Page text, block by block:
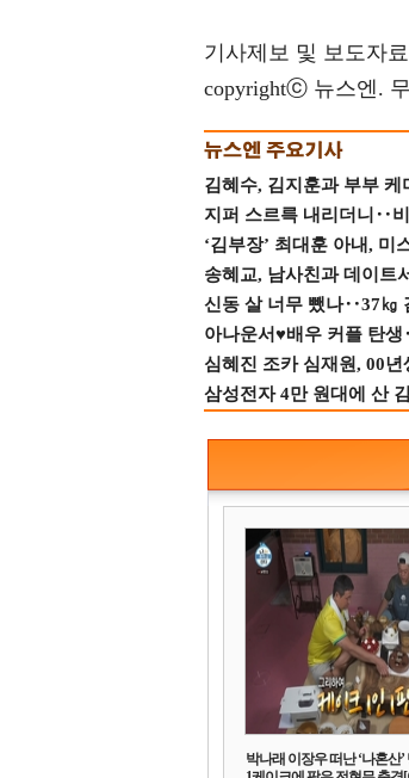
기사제보 및 보도자료
copyrightⓒ 뉴스엔.
김혜수, 김지훈과 부부 케
지퍼 스르륵 내리더니‥
‘김부장’ 최대훈 아내,
송혜교, 남사친과 데이트
신동 살 너무 뺐나‥37㎏
아나운서♥배우 커플 탄
심혜진 조카 심재원, 00
삼성전자 4만 원대에 산
박나래 이장우 떠난 ‘나혼산